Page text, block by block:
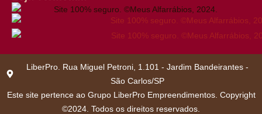
LiberPro. Rua Miguel Petroni, 1.101 - Jardim Bandeirantes -
São Carlos/SP
Este site pertence ao Grupo LiberPro Empreendimentos. Copyright
©2024. Todos os direitos reservados.